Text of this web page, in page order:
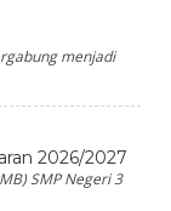
menjadi
2026/2027
SMP Negeri 3